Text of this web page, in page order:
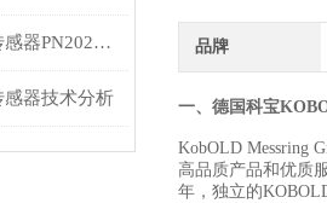
德国易福门IFM压力传感器PN2024停产
器技术分析
品牌
一、德国科宝
KobOLD Messring
高品质产品和优质
年，独立的